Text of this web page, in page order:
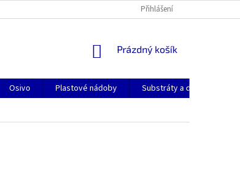
Přihlášení
NÁKUPNÍ
Prázdný košík
Osivo Plastové nádoby
Substráty a dekorační